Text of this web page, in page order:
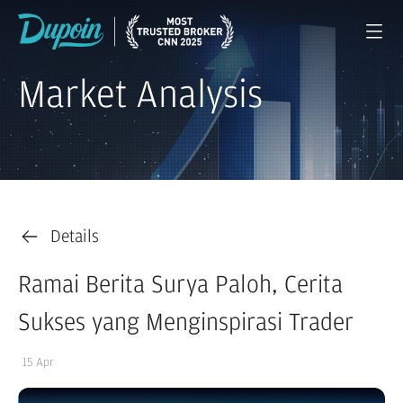
Market Analysis
Details
Ramai Berita Surya Paloh, Cerita
Sukses yang Menginspirasi Trader
15 Apr